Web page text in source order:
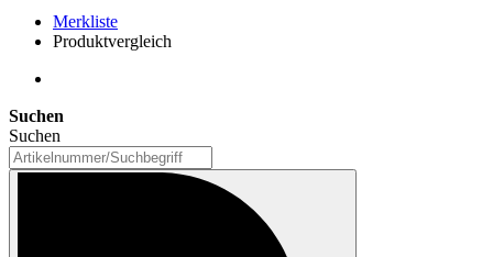
Merkliste
Produktvergleich
Suchen
Suchen